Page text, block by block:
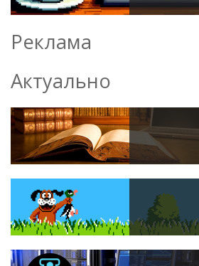
Реклама
Актуально